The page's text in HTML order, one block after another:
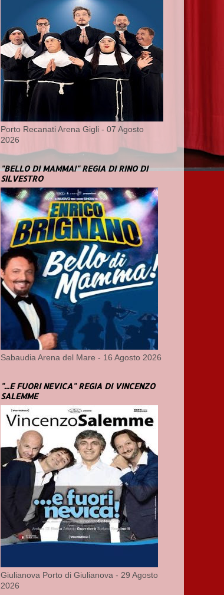
Porto Recanati Arena Gigli - 07 Agosto
2026
"BELLO DI MAMMA!" REGIA DI RINO DI
SILVESTRO
Sabaudia Arena del Mare - 16 Agosto 2026
"...E FUORI NEVICA" REGIA DI VINCENZO
SALEMME
Giulianova Porto di Giulianova - 29 Agosto
2026